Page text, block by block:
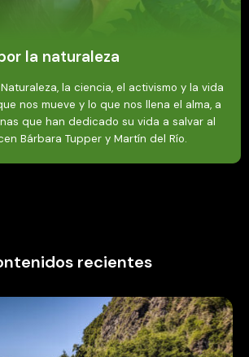
recientes
Chile celebra 100
eventos en Puerto Varas y